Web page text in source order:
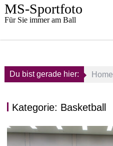
Skip
toMS-Sportfoto
Für Sie immer am Ball
Du bist gerade hier: Home
Kategorie: Basketball